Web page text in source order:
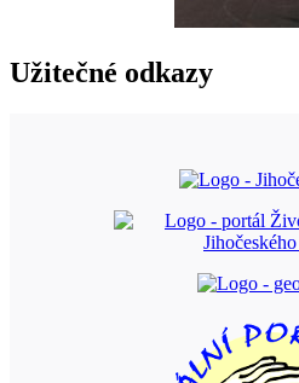
Užitečné odkazy